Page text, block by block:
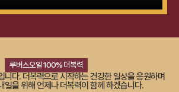
루버스오일 100% 더복력